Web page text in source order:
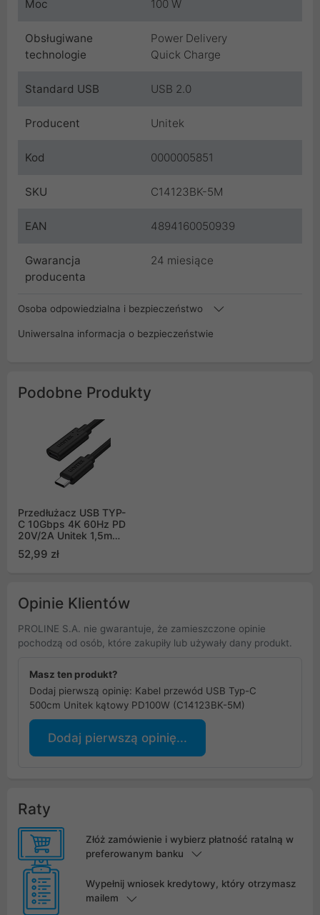
Moc 100 W
Obsługiwane
technologie
Power Delivery
Quick Charge
Standard USB USB 2.0
Producent Unitek
Kod 0000005851
SKU C14123BK-5M
EAN 4894160050939
Gwarancja
producenta
24 miesiące
Osoba odpowiedzialna i bezpieczeństwo
Uniwersalna informacja o bezpieczeństwie
Podobne Produkty
Przedłużacz USB TYP-
C 10Gbps 4K 60Hz PD
20V/2A Unitek 1,5m
52,99 zł
Opinie Klientów
PROLINE S.A. nie gwarantuje, że zamieszczone opinie
pochodzą od osób, które zakupiły lub używały dany produkt.
Masz ten produkt?
Dodaj pierwszą opinię: Kabel przewód USB Typ-C
500cm Unitek kątowy PD100W (C14123BK-5M)
Dodaj pierwszą opinię...
Raty
Złóż zamówienie i wybierz płatność ratalną w
preferowanym banku
Wypełnij wniosek kredytowy, który otrzymasz
mailem